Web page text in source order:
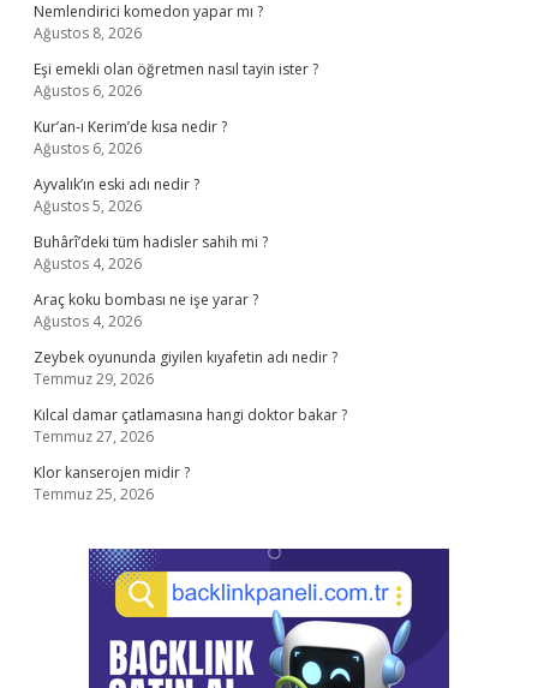
Nemlendirici komedon yapar mı ?
Ağustos 8, 2026
Eşi emekli olan öğretmen nasıl tayin ister ?
Ağustos 6, 2026
Kur’an-ı Kerim’de kısa nedir ?
Ağustos 6, 2026
Ayvalık’ın eski adı nedir ?
Ağustos 5, 2026
Buhârî’deki tüm hadisler sahih mi ?
Ağustos 4, 2026
Araç koku bombası ne işe yarar ?
Ağustos 4, 2026
Zeybek oyununda giyilen kıyafetin adı nedir ?
Temmuz 29, 2026
Kılcal damar çatlamasına hangi doktor bakar ?
Temmuz 27, 2026
Klor kanserojen midir ?
Temmuz 25, 2026